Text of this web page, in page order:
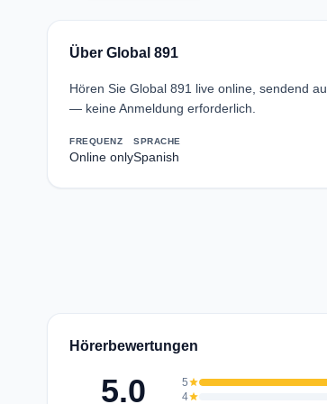
Über Global 891
Hören Sie Global 891 live online, sendend
— keine Anmeldung erforderlich.
FREQUENZ
Online only
SPRACHE
Spanish
Hörerbewertungen
5.0 5star
4star